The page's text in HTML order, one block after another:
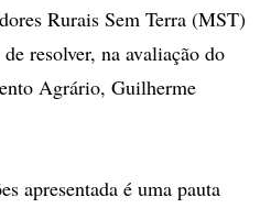
Rurais Sem Terra (MST)
resolver, na avaliação do
Agrário, Guilherme
apresentada é uma pauta